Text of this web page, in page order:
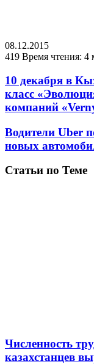
08.12.2015
419 Время чтения: 4
10 декабря в
класс
компаний
Водители Uber
новых
Статьи по Теме
Численность
казахстанцев